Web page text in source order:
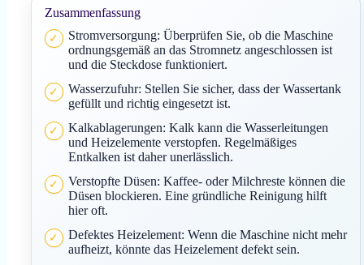
Zusammenfassung
Stromversorgung: Überprüfen Sie, ob die Maschine
ordnungsgemäß an das Stromnetz angeschlossen ist
und die Steckdose funktioniert.
Wasserzufuhr: Stellen Sie sicher, dass der Wassertank
gefüllt und richtig eingesetzt ist.
Kalkablagerungen: Kalk kann die Wasserleitungen
und Heizelemente verstopfen. Regelmäßiges
Entkalken ist daher unerlässlich.
Verstopfte Düsen: Kaffee- oder Milchreste können die
Düsen blockieren. Eine gründliche Reinigung hilft
hier oft.
Defektes Heizelement: Wenn die Maschine nicht mehr
aufheizt, könnte das Heizelement defekt sein.